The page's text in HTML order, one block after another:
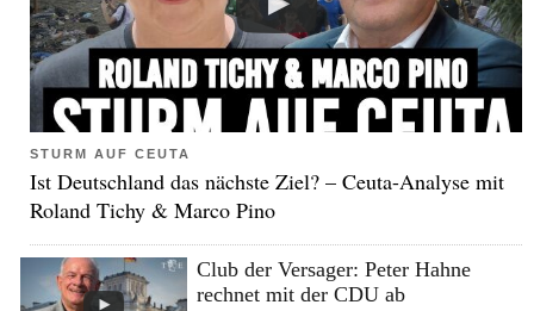
STURM AUF CEUTA
Ist Deutschland das nächste Ziel? – Ceuta-Analyse mit
Roland Tichy & Marco Pino
Club der Versager: Peter Hahne
rechnet mit der CDU ab